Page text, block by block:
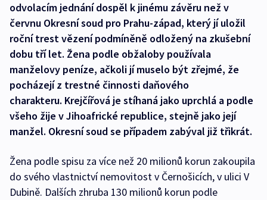
odvolacím jednání dospěl k jinému závěru než v
červnu Okresní soud pro Prahu-západ, který jí uložil
roční trest vězení podmíněně odložený na zkušební
dobu tří let. Žena podle obžaloby používala
manželovy peníze, ačkoli jí muselo být zřejmé, že
pocházejí z trestné činnosti daňového
charakteru. Krejčířová je stíhaná jako uprchlá a podle
všeho žije v Jihoafrické republice, stejně jako její
manžel. Okresní soud se případem zabýval již třikrát.
Žena podle spisu za více než 20 milionů korun zakoupila
do svého vlastnictví nemovitost v Černošicích, v ulici V
Dubině. Dalších zhruba 130 milionů korun podle